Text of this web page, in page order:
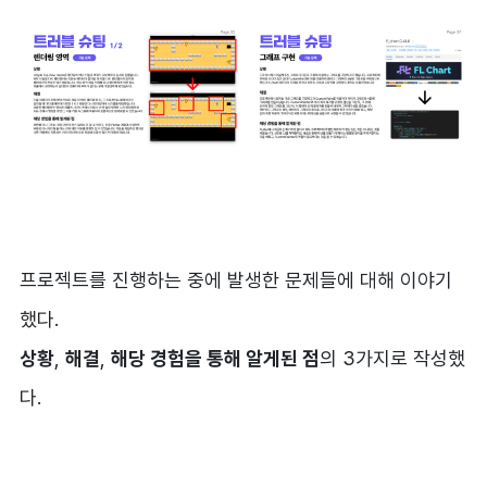
프로젝트를 진행하는 중에 발생한 문제들에 대해 이야기
했다.
상황 해결 해당 경험을 통해 알게된 점의 3가지로 작성했
다.